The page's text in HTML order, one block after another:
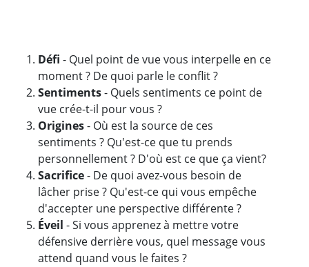
Défi - Quel point de vue vous interpelle en ce
moment ? De quoi parle le conflit ?
Sentiments- Quels sentiments ce point de
vue crée-t-il pour vous ?
Origines- Où est la source de ces
sentiments ? Qu'est-ce que tu prends
personnellement ? D'où est ce que ça vient?
Sacrifice- De quoi avez-vous besoin de
lâcher prise ? Qu'est-ce qui vous empêche
d'accepter une perspective différente ?
Éveil - Si vous apprenez à mettre votre
défensive derrière vous, quel message vous
attend quand vous le faites ?